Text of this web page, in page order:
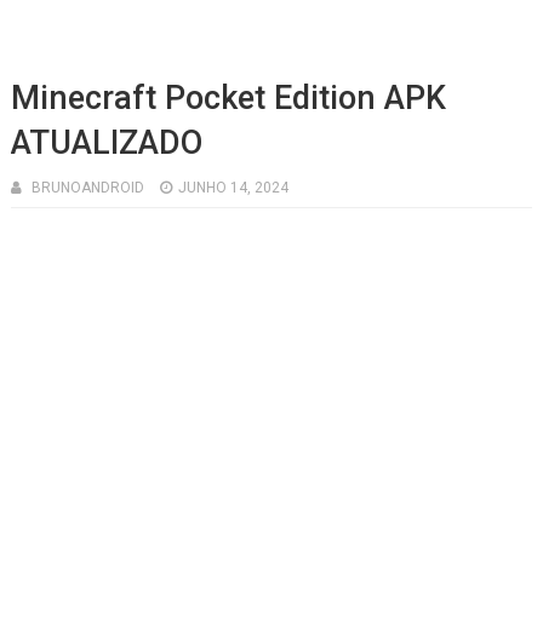
Minecraft Pocket Edition APK
ATUALIZADO
BRUNOANDROID JUNHO 14, 2024